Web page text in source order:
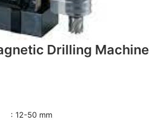
Drilling Machine
12-50 mm